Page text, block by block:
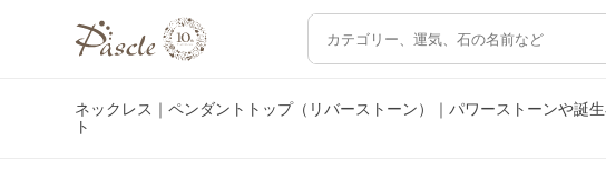
ネックレス｜ペンダントトップ（リバーストーン）｜パワーストーンや誕
ト